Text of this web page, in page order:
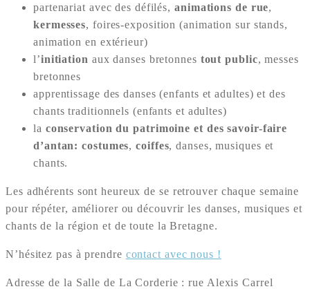
partenariat avec des défilés, animations de rue,
kermesses, foires-exposition (animation sur stands,
animation en extérieur)
l’initiation aux danses bretonnes tout public, messes
bretonnes
apprentissage des danses (enfants et adultes) et des
chants traditionnels (enfants et adultes)
la conservation du patrimoine et des savoir-faire
d’antan: costumes,coiffes, danses, musiques et
chants.
Les adhérents sont heureux de se retrouver chaque semaine
pour répéter, améliorer ou découvrir les danses, musiques et
chants de la région et de toute la Bretagne.
N’hésitez pas à prendre contact avec nous !
Adresse de la Salle de La Corderie : rue Alexis Carrel